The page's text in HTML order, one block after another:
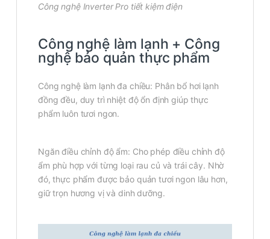
Công nghệ Inverter Pro tiết kiệm điện
Công nghệ làm lạnh + Công
nghệ bảo quản thực phẩm
Công nghệ làm lạnh đa chiều: Phân bổ hơi lạnh
đồng đều, duy trì nhiệt độ ổn định giúp thực
phẩm luôn tươi ngon.
Ngăn điều chỉnh độ ẩm: Cho phép điều chỉnh độ
ẩm phù hợp với từng loại rau củ và trái cây. Nhờ
đó, thực phẩm được bảo quản tươi ngon lâu hơn,
giữ trọn hương vị và dinh dưỡng.